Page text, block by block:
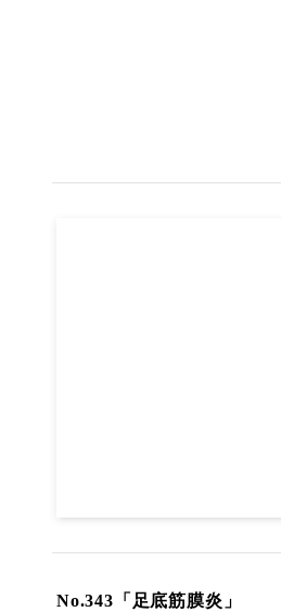
No.343「足底筋膜炎」